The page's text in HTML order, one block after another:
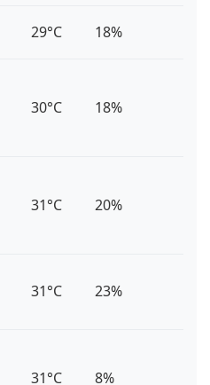
29°C 18%
30°C 18%
31°C 20%
31°C 23%
31°C 8%